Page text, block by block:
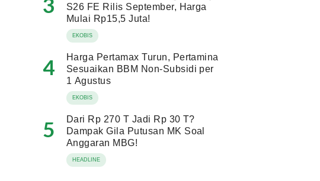
S26 FE Rilis September, Harga
Mulai Rp15,5 Juta!
EKOBIS
4
Harga Pertamax Turun, Pertamina
Sesuaikan BBM Non-Subsidi per
1 Agustus
EKOBIS
5
Dari Rp 270 T Jadi Rp 30 T?
Dampak Gila Putusan MK Soal
Anggaran MBG!
HEADLINE